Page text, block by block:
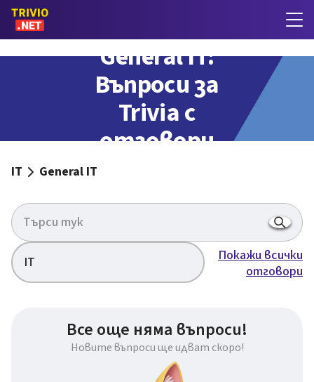
General IT:
Въпроси за
Trivia с
отговори
IT General IT
IT
Покажи всички
отговори
Все още няма въпроси!
Новите въпроси ще идват скоро!